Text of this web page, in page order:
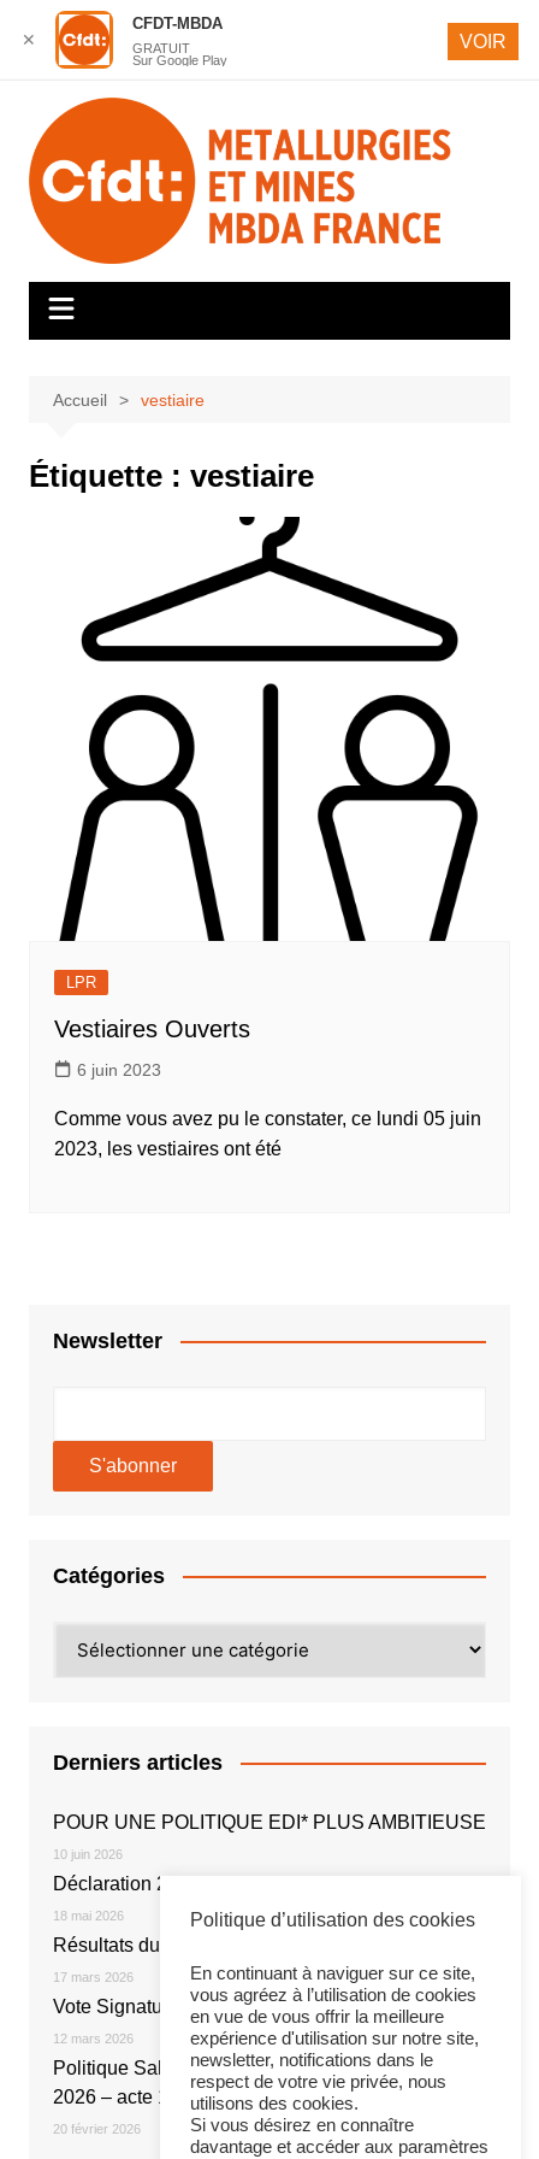
contenu
Accueil vestiaire
Étiquette : vestiaire
LPR
Vestiaires Ouverts
6 juin 2023
Comme vous avez pu le constater, ce lundi 05 juin
2023, les vestiaires ont été
Newsletter
Catégories
Derniers articles
POUR UNE POLITIQUE EDI* PLUS AMBITIEUSE
10 juin 2026
Déclaration 2026
18 mai 2026
Résultats du vote électronique
17 mars 2026
Vote Signature de l’Accord NOE 2026
12 mars 2026
Politique Salariale 2026 : Réunion du 20 février
2026 – acte 1
20 février 2026
Politique d’utilisation des cookies
En continuant à naviguer sur ce site,
vous agréez à l’utilisation de cookies
en vue de vous offrir la meilleure
expérience d'utilisation sur notre site,
newsletter, notifications dans le
respect de votre vie privée, nous
utilisons des cookies.
Si vous désirez en connaître
davantage et accéder aux paramètres
✕
CFDT-MBDA
GRATUIT
Sur Google Play
VOIR